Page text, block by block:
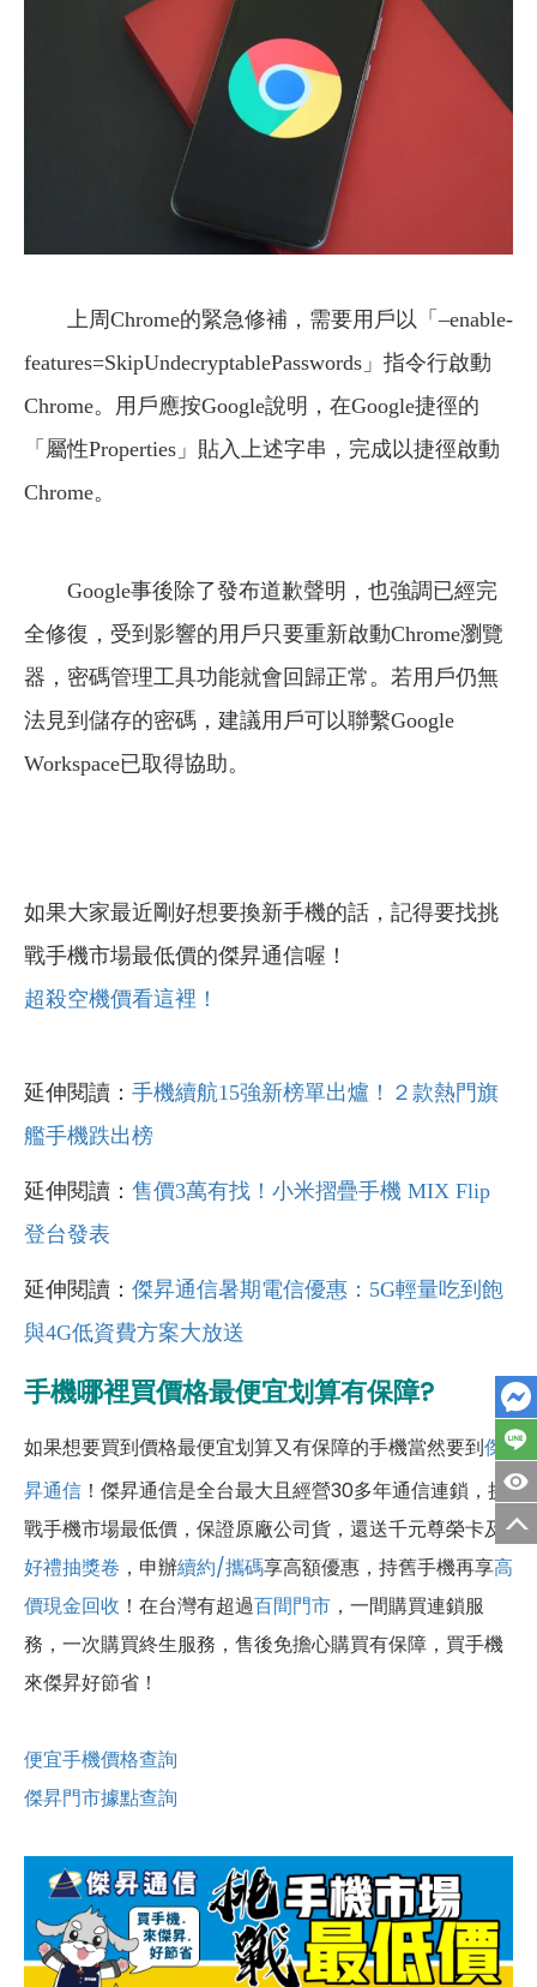
上周Chrome的緊急修補，需要用戶以「–enable-
features=SkipUndecryptablePasswords」指令行啟動
Chrome。用戶應按Google說明，在Google捷徑的
「屬性Properties」貼入上述字串，完成以捷徑啟動
Chrome。
Google事後除了發布道歉聲明，也強調已經完
全修復，受到影響的用戶只要重新啟動Chrome瀏覽
器，密碼管理工具功能就會回歸正常。若用戶仍無
法見到儲存的密碼，建議用戶可以聯繫Google
Workspace已取得協助。
如果大家最近剛好想要換新手機的話，記得要找挑
戰手機市場最低價的傑昇通信喔！
超殺空機價看這裡！
延伸閱讀： 手機續航15強新榜單出爐！２款熱門旗
艦手機跌出榜
延伸閱讀： 售價3萬有找！小米摺疊手機 MIX Flip
登台發表
延伸閱讀： 傑昇通信暑期電信優惠：5G輕量吃到飽
與4G低資費方案大放送
手機哪裡買價格最便宜划算有保障?
如果想要買到價格最便宜划算又有保障的手機當然要到傑
昇通信 ！傑昇通信是全台最大且經營30多年通信連鎖，挑
戰手機市場最低價，保證原廠公司貨，還送千元尊榮卡及
好禮抽獎卷 ，申辦續約/攜碼享高額優惠，持舊手機再享高
價現金回收 ！ 在台灣有超過百間門市 ，一間購買連鎖服
務，一次購買終生服務，售後免擔心購買有保障，買手機
來傑昇好節省！
便宜手機價格查詢
傑昇門市據點查詢